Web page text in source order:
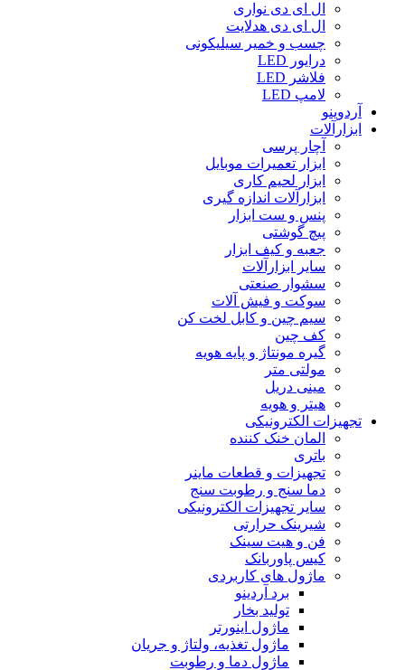
ال ای دی نواری
ال ای دی هدلایت
چسب و خمیر سیلیکونی
درایور LED
فلاشر LED
لامپ LED
آردوینو
ابزارآلات
آچار پرسی
ابزار تعمیرات موبایل
ابزار لحیم کاری
ابزارآلات اندازه گیری
پنس و ست ابزار
پیچ گوشتی
جعبه و کیف ابزار
سایر ابزارآلات
سشوار صنعتی
سوکت و فیش آلات
سیم چین و کابل لخت کن
کف چین
گیره مونتاژ و پایه هویه
مولتی متر
مینی دریل
هیتر و هویه
تجهیزات الکترونیکی
المان خنک کننده
باتری
تجهیزات و قطعات ماینر
دما سنج و رطوبت سنج
سایر تجهیزات الکترونیکی
شیرینک حرارتی
فن و هیت سینک
کیس پاوربانک
ماژول های کاربردی
برد آردینو
تولید بخار
ماژول اینورتر
ماژول تغذیه، ولتاژ و جریان
ماژول دما و رطوبت